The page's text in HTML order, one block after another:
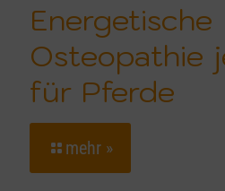
Energetische
Osteopathie
für Pferde
mehr »